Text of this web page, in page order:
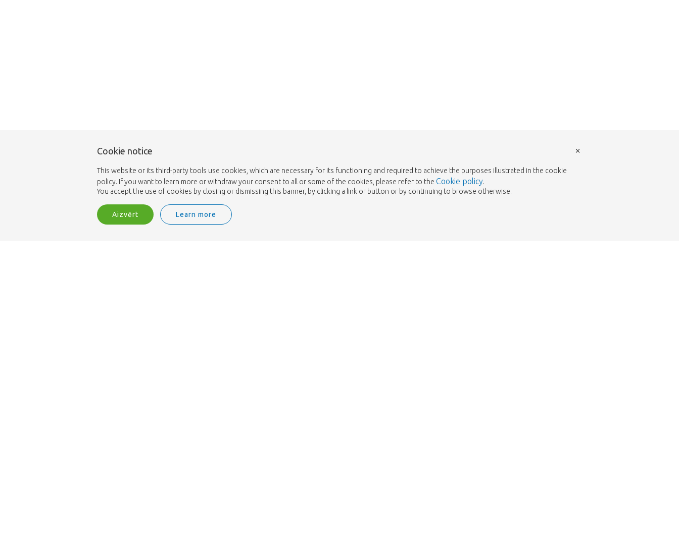
Cookie notice
This website or its third-party tools use cookies, which are necessary for its functioning and required to achieve the purposes illustrated in the cookie
policy. If you want to learn more or withdraw your consent to all or some of the cookies, please refer to the Cookie policy.
You accept the use of cookies by closing or dismissing this banner, by clicking a link or button or by continuing to browse otherwise.
Aizvērt Learn more
×